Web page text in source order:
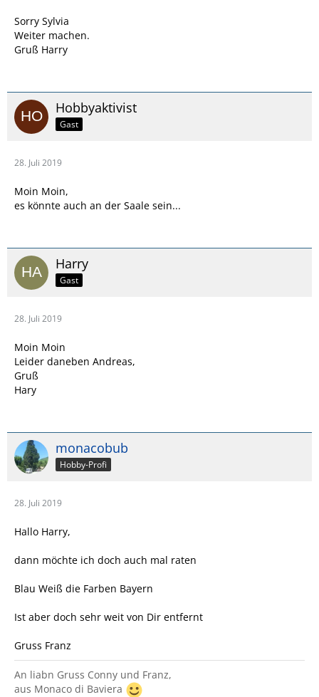
Sorry Sylvia
Weiter machen.
Gruß Harry
Hobbyaktivist
Gast
28. Juli 2019
Moin Moin,
es könnte auch an der Saale sein...
Harry
Gast
28. Juli 2019
Moin Moin
Leider daneben Andreas,
Gruß
Hary
monacobub
Hobby-Profi
28. Juli 2019
Hallo Harry,
dann möchte ich doch auch mal raten
Blau Weiß die Farben Bayern
Ist aber doch sehr weit von Dir entfernt
Gruss Franz
An liabn Gruss Conny und Franz,
aus Monaco di Baviera